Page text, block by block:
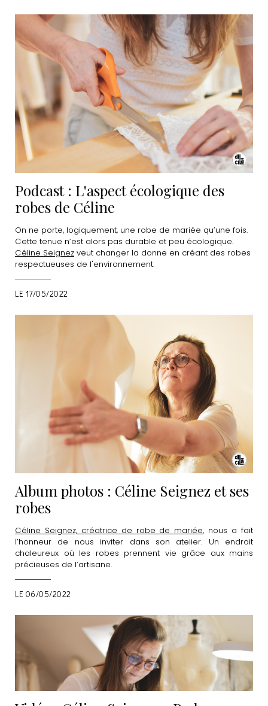
Podcast : L'aspect écologique des
robes de Céline
LE 17/05/2022
On ne porte, logiquement, une robe de mariée qu’une fois.
Cette tenue n’est alors pas durable et peu écologique.
Céline Seignez veut changer la donne en créant des robes
respectueuses de l'environnement.
Album photos : Céline Seignez et ses
robes
LE 06/05/2022
Céline Seignez, créatrice de robe de mariée, nous a fait
l’honneur de nous inviter dans son atelier. Un endroit
chaleureux où les robes prennent vie grâce aux mains
précieuses de l’artisane.